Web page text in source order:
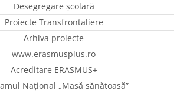
Desegregare școlară
Proiecte Transfrontaliere
Arhiva proiecte
www.erasmusplus.ro
Acreditare ERASMUS+
Național „Masă sănătoasă”